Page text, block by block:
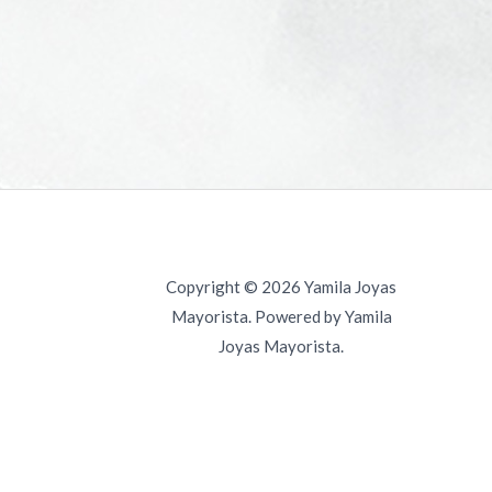
Copyright © 2026 Yamila Joyas
Mayorista. Powered by Yamila
Joyas Mayorista.